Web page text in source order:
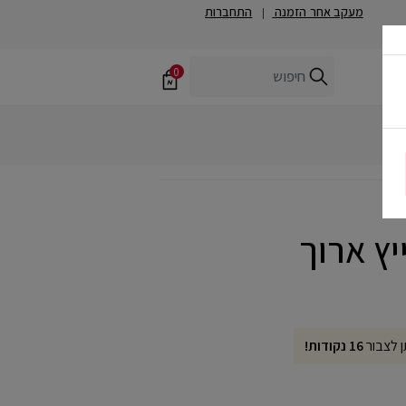
מעקב אחר הזמנה | התחברות
0
לצבור